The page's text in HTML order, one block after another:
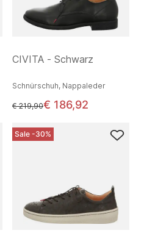
CIVITA - Schwarz
Schnürschuh, Nappaleder
statt
€ 219,90€ 186,92
Sale -30%